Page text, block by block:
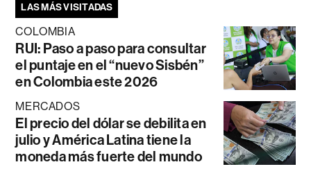
LAS MÁS VISITADAS
COLOMBIA
RUI: Paso a paso para consultar
el puntaje en el “nuevo Sisbén”
en Colombia este 2026
MERCADOS
El precio del dólar se debilita en
julio y América Latina tiene la
moneda más fuerte del mundo